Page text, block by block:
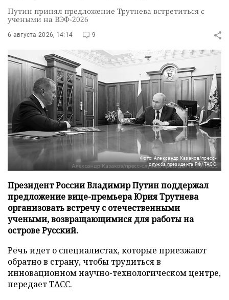
Путин принял предложение Трутнева встретиться с
учеными на ВЭФ-2026
6 августа 2026, 14:14 9
Фото: Александр Казаков/пресс-
служба президента РФ/ТАСС
Президент России Владимир Путин поддержал
предложение вице-премьера Юрия Трутнева
организовать встречу с отечественными
учеными, возвращающимися для работы на
острове Русский.
Речь идет о специалистах, которые приезжают
обратно в страну, чтобы трудиться в
инновационном научно-технологическом центре,
передаетТАСС.